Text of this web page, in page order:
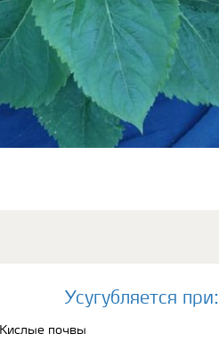
Усугубляется при:
Кислые почвы